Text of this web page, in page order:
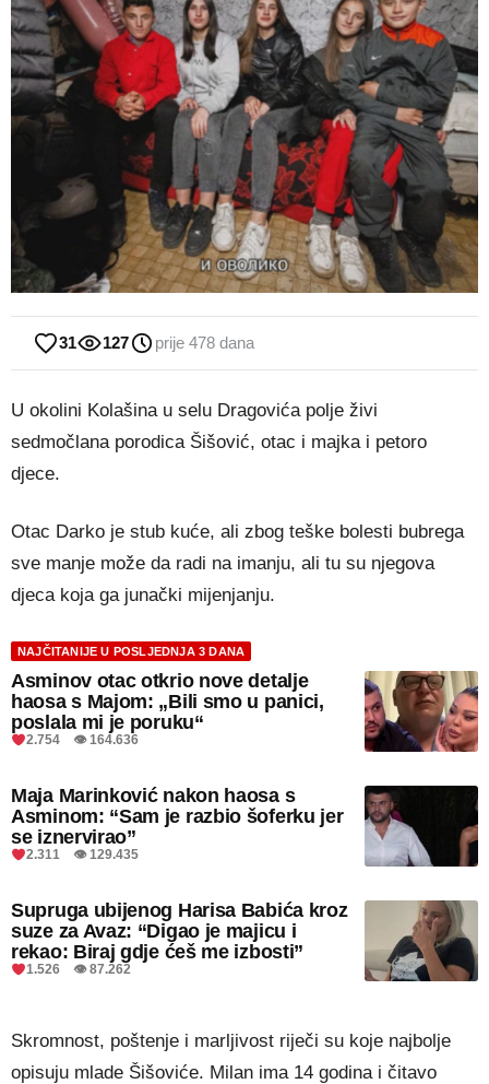
31 127 prije 478 dana
U okolini Kolašina u selu Dragovića polje živi
sedmočlana porodica Šišović, otac i majka i petoro
djece.
Otac Darko je stub kuće, ali zbog teške bolesti bubrega
sve manje može da radi na imanju, ali tu su njegova
djeca koja ga junački mijenjanju.
NAJČITANIJE U POSLJEDNJA 3 DANA
Asminov otac otkrio nove detalje
haosa s Majom: „Bili smo u panici,
poslala mi je poruku“
2.754 👁 164.636
Maja Marinković nakon haosa s
Asminom: “Sam je razbio šoferku jer
se iznervirao”
2.311 👁 129.435
Supruga ubijenog Harisa Babića kroz
suze za Avaz: “Digao je majicu i
rekao: Biraj gdje ćeš me izbosti”
1.526 👁 87.262
Skromnost, poštenje i marljivost riječi su koje najbolje
opisuju mlade Šišoviće. Milan ima 14 godina i čitavo